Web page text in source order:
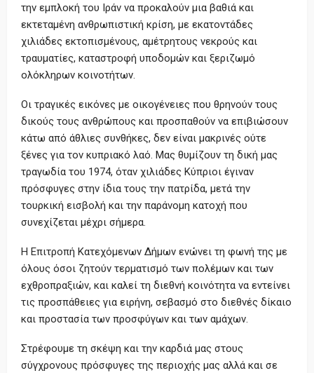
την εμπλοκή του Ιράν να προκαλούν μια βαθιά και
εκτεταμένη ανθρωπιστική κρίση, με εκατοντάδες
χιλιάδες εκτοπισμένους, αμέτρητους νεκρούς και
τραυματίες, καταστροφή υποδομών και ξεριζωμό
ολόκληρων κοινοτήτων.
Οι τραγικές εικόνες με οικογένειες που θρηνούν τους
δικούς τους ανθρώπους και προσπαθούν να επιβιώσουν
κάτω από άθλιες συνθήκες, δεν είναι μακρινές ούτε
ξένες για τον κυπριακό λαό. Μας θυμίζουν τη δική μας
τραγωδία του 1974, όταν χιλιάδες Κύπριοι έγιναν
πρόσφυγες στην ίδια τους την πατρίδα, μετά την
τουρκική εισβολή και την παράνομη κατοχή που
συνεχίζεται μέχρι σήμερα.
Η Επιτροπή Κατεχόμενων Δήμων ενώνει τη φωνή της με
όλους όσοι ζητούν τερματισμό των πολέμων και των
εχθροπραξιών, και καλεί τη διεθνή κοινότητα να εντείνει
τις προσπάθειες για ειρήνη, σεβασμό στο διεθνές δίκαιο
και προστασία των προσφύγων και των αμάχων.
Στρέφουμε τη σκέψη και την καρδιά μας στους
σύγχρονους πρόσφυγες της περιοχής μας αλλά και σε